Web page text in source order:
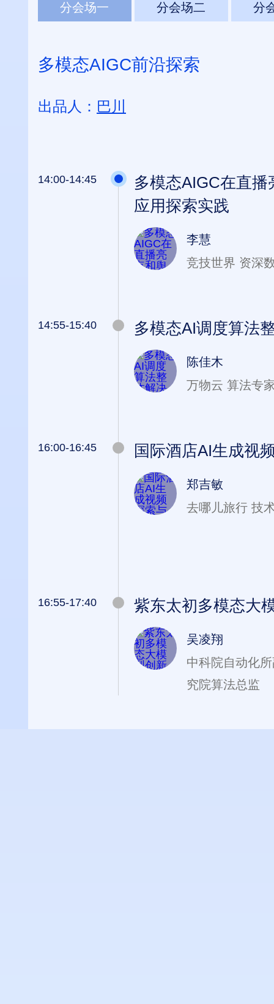
分会场一 分会场二 分
多模态AIGC前沿探索
出品人： 巴川
14:00-14:45
多模态AIGC在直
应用探索实践
李慧
竞技世界 资深
14:55-15:40 多模态AI调度算法
陈佳木
万物云 算法专
16:00-16:45 国际酒店AI生成视
郑吉敏
去哪儿旅行 技
16:55-17:40 紫东太初多模态大
吴凌翔
中科院自动化
究院算法总监